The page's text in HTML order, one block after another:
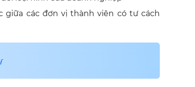
giữa các đơn vị thành viên có tư cách